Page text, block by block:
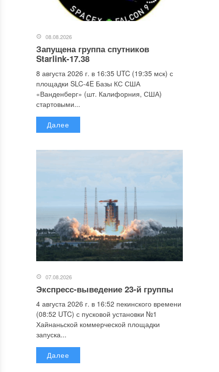
08.08.2026
Запущена группа спутников
Starlink-17.38
8 августа 2026 г. в 16:35 UTC (19:35 мск) с
площадки SLC-4E Базы КС США
«Ванденберг» (шт. Калифорния, США)
стартовыми...
Далее
07.08.2026
Экспресс-выведение 23-й группы
4 августа 2026 г. в 16:52 пекинского времени
(08:52 UTC) с пусковой установки №1
Хайнаньской коммерческой площадки
запуска...
Далее